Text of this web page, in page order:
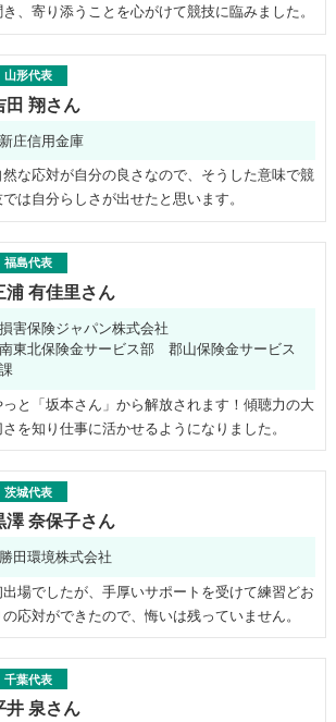
き、寄り添うことを心がけて競技に臨みました。
山形代表
田 翔さん
新庄信用金庫
然な応対が自分の良さなので、そうした意味で競
では自分らしさが出せたと思います。
福島代表
浦 有佳里さん
損害保険ジャパン株式会社
南東北保険金サービス部 郡山保険金サービス
課
っと「坂本さん」から解放されます！傾聴力の大
さを知り仕事に活かせるようになりました。
茨城代表
澤 奈保子さん
勝田環境株式会社
出場でしたが、手厚いサポートを受けて練習どお
の応対ができたので、悔いは残っていません。
千葉代表
井 泉さん